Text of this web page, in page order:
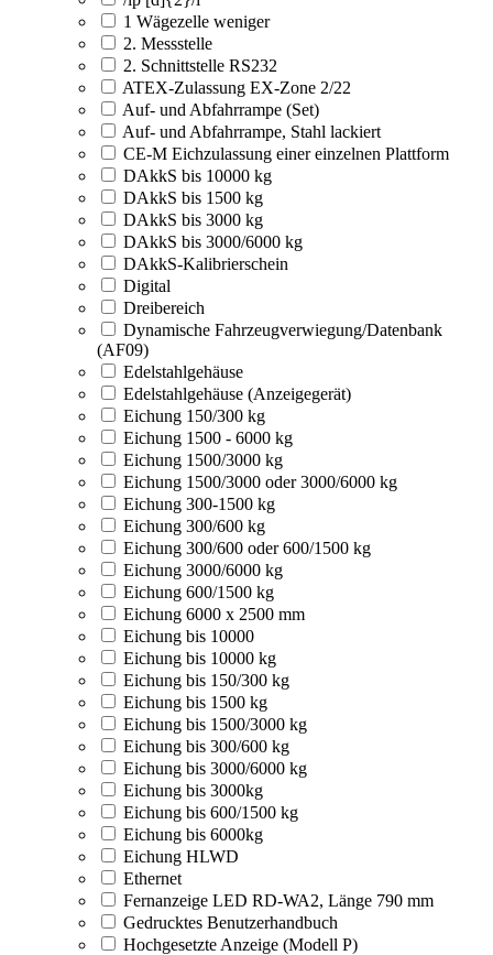
1 Wägezelle weniger
2. Messstelle
2. Schnittstelle RS232
ATEX-Zulassung EX-Zone 2/22
Auf- und Abfahrrampe (Set)
Auf- und Abfahrrampe, Stahl lackiert
CE-M Eichzulassung einer einzelnen Plattform
DAkkS bis 10000 kg
DAkkS bis 1500 kg
DAkkS bis 3000 kg
DAkkS bis 3000/6000 kg
DAkkS-Kalibrierschein
Digital
Dreibereich
Dynamische Fahrzeugverwiegung/Datenbank
(AF09)
Edelstahlgehäuse
Edelstahlgehäuse (Anzeigegerät)
Eichung 150/300 kg
Eichung 1500 - 6000 kg
Eichung 1500/3000 kg
Eichung 1500/3000 oder 3000/6000 kg
Eichung 300-1500 kg
Eichung 300/600 kg
Eichung 300/600 oder 600/1500 kg
Eichung 3000/6000 kg
Eichung 600/1500 kg
Eichung 6000 x 2500 mm
Eichung bis 10000
Eichung bis 10000 kg
Eichung bis 150/300 kg
Eichung bis 1500 kg
Eichung bis 1500/3000 kg
Eichung bis 300/600 kg
Eichung bis 3000/6000 kg
Eichung bis 3000kg
Eichung bis 600/1500 kg
Eichung bis 6000kg
Eichung HLWD
Ethernet
Fernanzeige LED RD-WA2, Länge 790 mm
Gedrucktes Benutzerhandbuch
Hochgesetzte Anzeige (Modell P)